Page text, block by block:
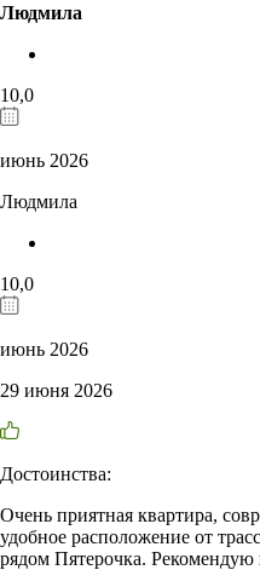
Людмила
10,0
июнь 2026
Людмила
10,0
июнь 2026
29 июня 2026
Достоинства:
Очень приятная квартира,
удобное расположение от
рядом Пятерочка. Рекомендую